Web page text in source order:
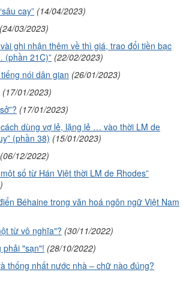
cay” (14/04/2023)
(24/03/2023)
ghi nhận thêm về thì giá, trao đổi tiền bạc
(phần 21C)” (22/02/2023)
nói dân gian (26/01/2023)
(17/01/2023)
(17/01/2023)
dùng vợ lẻ, lặng lẻ … vào thời LM de
(phần 38) (15/01/2023)
(06/12/2022)
số từ Hán Việt thời LM de Rhodes”
Béhaine trong văn hoá ngôn ngữ Việt Nam
từ vô nghĩa"? (30/11/2022)
phải "sạn"! (28/10/2022)
thống nhất nước nhà – chữ nào đúng?